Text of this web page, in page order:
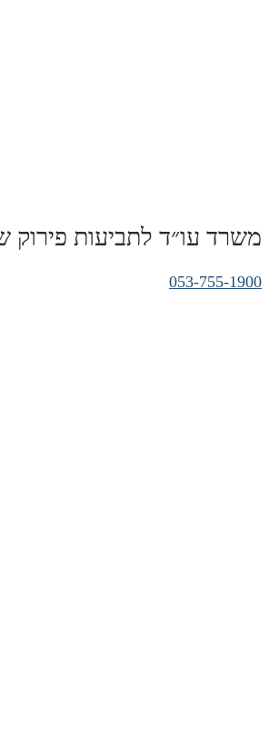
משרד עו״ד לתביעות פירוק
053-755-1900